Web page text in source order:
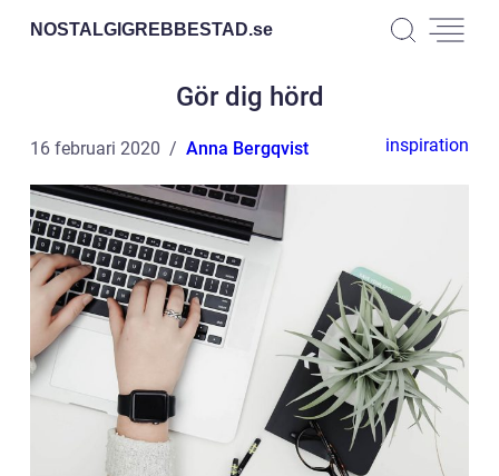
NOSTALGIGREBBESTAD.se
Gör dig hörd
16 februari 2020 Anna Bergqvist inspiration